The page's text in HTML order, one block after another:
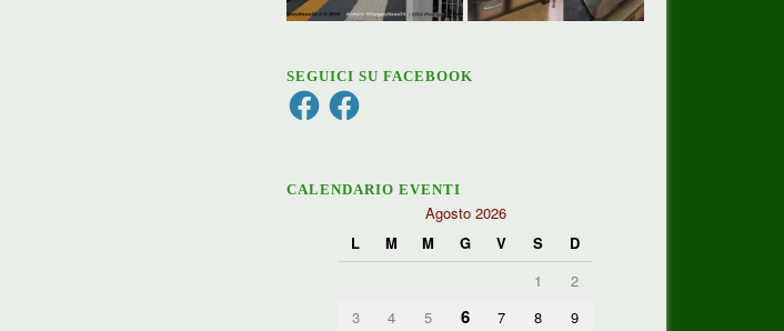
SEGUICI SU FACEBOOK
FacebookFacebook
CALENDARIO EVENTI
Agosto 2026
L
M M G V S
D
1
2
3
4 5 6 7 8
9